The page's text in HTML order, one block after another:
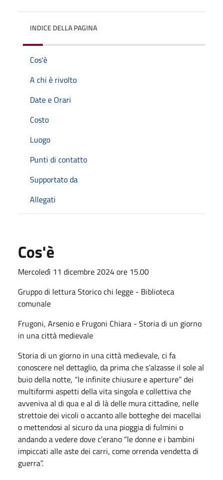
INDICE DELLA PAGINA
Cos'è
A chi è rivolto
Date e Orari
Costo
Luogo
Punti di contatto
Supportato da
Allegati
Cos'è
Mercoledì 11 dicembre 2024 ore 15.00
Gruppo di lettura Storico chi legge - Biblioteca
comunale
Frugoni, Arsenio e Frugoni Chiara - Storia di un giorno
in una città medievale
Storia di un giorno in una città medievale, ci fa
conoscere nel dettaglio, da prima che s’alzasse il sole al
buio della notte, “le infinite chiusure e aperture” dei
multiformi aspetti della vita singola e collettiva che
avveniva al di qua e al di là delle mura cittadine, nelle
strettoie dei vicoli o accanto alle botteghe dei macellai
o mettendosi al sicuro da una pioggia di fulmini o
andando a vedere dove c’erano “le donne e i bambini
impiccati alle aste dei carri, come orrenda vendetta di
guerra”.